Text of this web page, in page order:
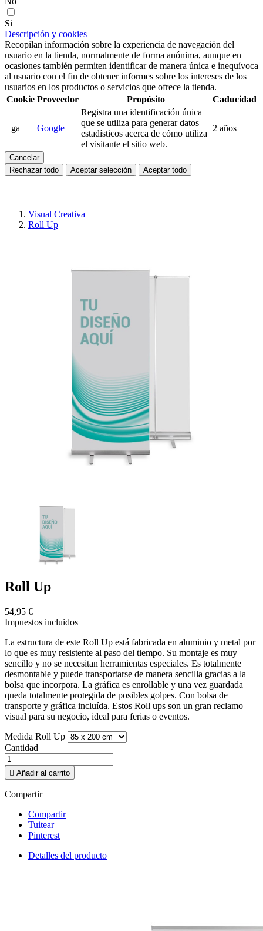
Si
Descripción y cookies
Recopilan información sobre la experiencia de navegación del
usuario en la tienda, normalmente de forma anónima, aunque en
ocasiones también permiten identificar de manera única e inequívoca
al usuario con el fin de obtener informes sobre los intereses de los
usuarios en los productos o servicios que ofrece la tienda.
Cookie Proveedor Propósito Caducidad
_ga Google
Registra una identificación única
que se utiliza para generar datos
estadísticos acerca de cómo utiliza
el visitante el sitio web.
2 años
Cancelar
Rechazar todo
Aceptar selección Aceptar todo
Visual Creativa
Roll Up
Roll Up
54,95 €
Impuestos incluidos
La estructura de este Roll Up está fabricada en aluminio y metal por
lo que es muy resistente al paso del tiempo. Su montaje es muy
sencillo y no se necesitan herramientas especiales. Es totalmente
desmontable y puede transportarse de manera sencilla gracias a la
bolsa que incorpora. La gráfica es enrollable y una vez guardada
queda totalmente protegida de posibles golpes. Con bolsa de
transporte y gráfica incluída. Estos Roll ups son un gran reclamo
visual para su negocio, ideal para ferias o eventos.
Medida Roll Up
Cantidad
 Añadir al carrito
Compartir
Compartir
Tuitear
Pinterest
Detalles del producto